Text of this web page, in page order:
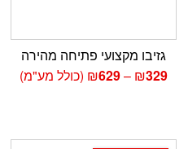
גזיבו מקצועי פתיחה מהירה
₪329
–
₪629 טווח
⁦₪629⁩
(כולל מע"מ)